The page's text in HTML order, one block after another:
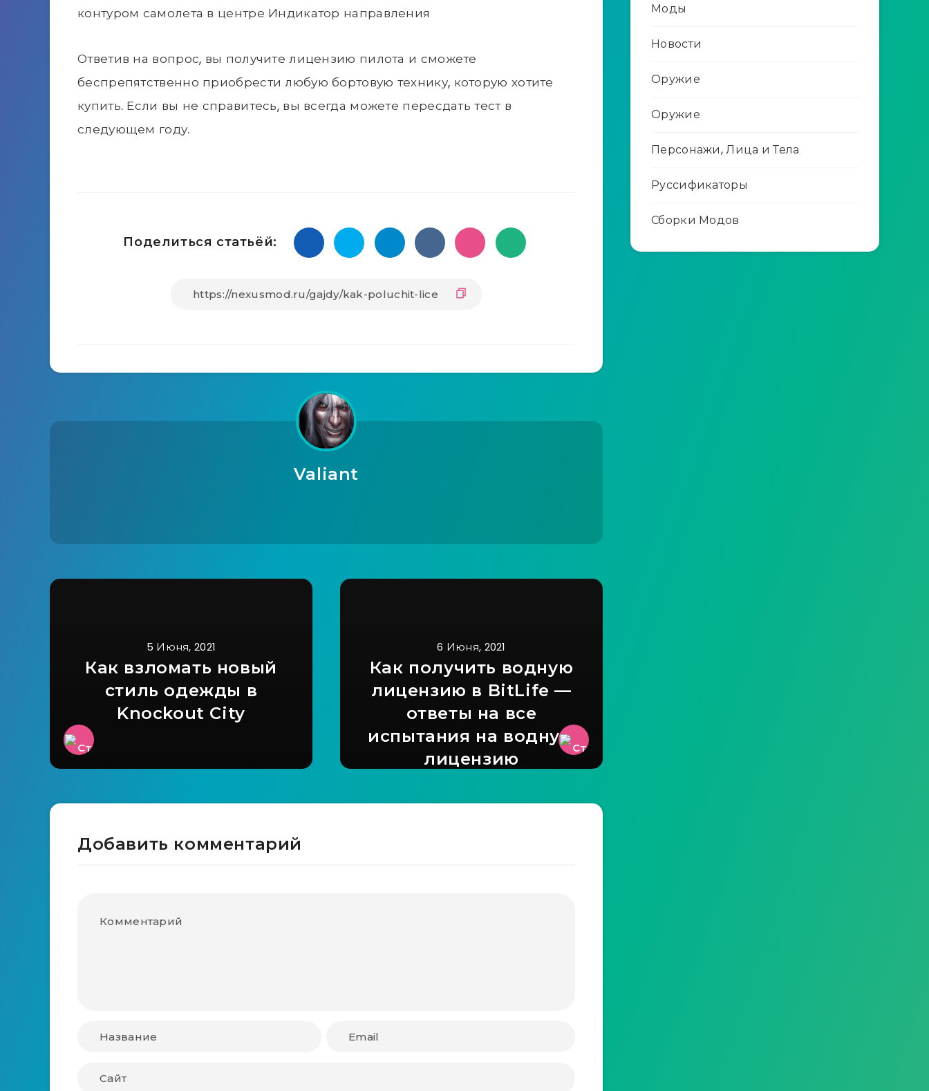
контуром самолета в центре Индикатор направления
Ответив на вопрос, вы получите лицензию пилота и сможете
беспрепятственно приобрести любую бортовую технику, которую хотите
купить. Если вы не справитесь, вы всегда можете пересдать тест в
следующем году.
Поделиться статьёй:
Valiant
5 Июня, 2021
Как взломать новый
стиль одежды в
Knockout City
6 Июня, 2021
Как получить водную
лицензию в BitLife —
ответы на все
испытания на водную
лицензию
Добавить комментарий
Моды
Новости
Оружие
Оружие
Персонажи, Лица и Тела
Руссификаторы
Сборки Модов